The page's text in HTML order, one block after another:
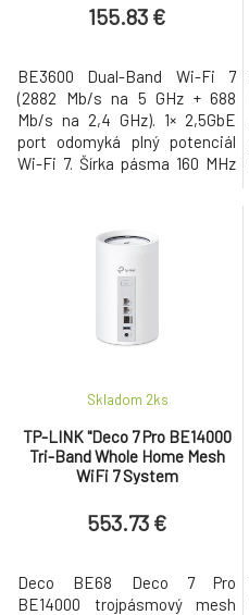
2.4 GHz +
155.83 €
BE3600 Dual-Band Wi-Fi 7
(2882 Mb/s na 5 GHz + 688
Mb/s na 2,4 GHz). 1× 2,5GbE
port odomyká plný potenciál
Wi-Fi 7. Šírka pásma 160 MHz
RUs zabezpečujú vysoký výkon
vašej siete. Pokročilé funkcie:
Centralizovaná správa, Mesh a
plynulý roaming. HARDWARE
FEATURES Interface 1× 2.5G
TP-LINK "Deco 7 Pro BE14000
Tri-Band Whole Home Mesh
WiFi 7 System
Skladom 2ks
553.73 €
Deco BE68 Deco 7 Pro
BE14000 trojpásmový mesh